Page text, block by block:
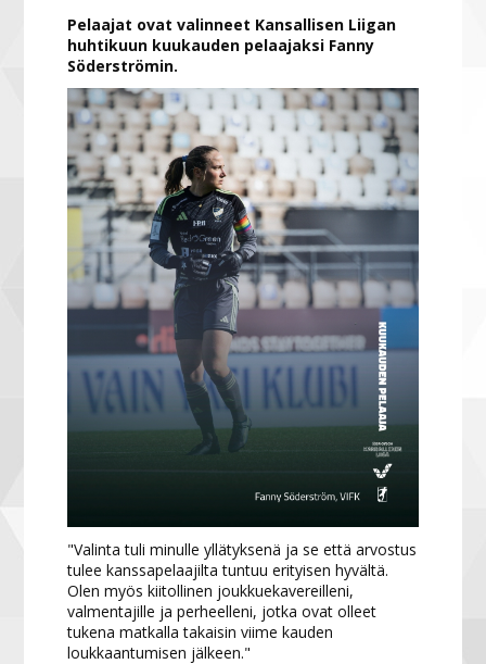
Pelaajat ovat valinneet Kansallisen Liigan
huhtikuun kuukauden pelaajaksi Fanny
Söderströmin.
"Valinta tuli minulle yllätyksenä ja se että arvostus
tulee kanssapelaajilta tuntuu erityisen hyvältä.
Olen myös kiitollinen joukkuekavereilleni,
valmentajille ja perheelleni, jotka ovat olleet
tukena matkalla takaisin viime kauden
loukkaantumisen jälkeen."